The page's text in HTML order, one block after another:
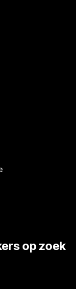
op zoek